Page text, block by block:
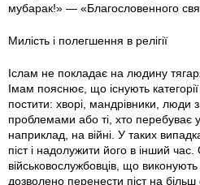
мубарак!» — «Благословенного
Милість і полегшення в релігії
Іслам не покладає на людину
Імам пояснює, що існують
постити: хворі, мандрівники, люди
проблемами або ті, хто перебуває
наприклад, на війні. У таких
піст і надолужити його в інший
військовослужбовців, що
дозволено перенести піст на